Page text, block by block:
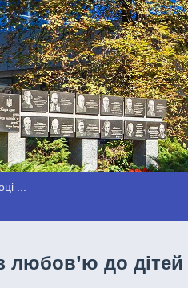
...
любов’ю до дітей